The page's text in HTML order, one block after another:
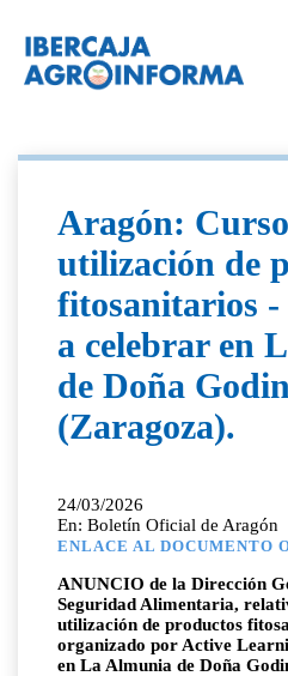
Aragón:
utilización de
fitosanitarios -
a celebrar en
de Doña
(Zaragoza).
24/03/2026
En: Boletín Oficial de Aragón
ENLACE AL DOCUMENTO
ANUNCIO de la Dirección
Seguridad Alimentaria,
utilización de productos
organizado por Active
en La Almunia de Doña